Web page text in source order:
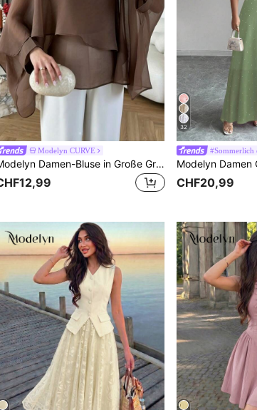
Modelyn CURVE
Modelyn Damen-Bluse in Große Größen aus Chiffon mit asymmetrischem Saum, fließender Passform und Fledermausärmeln, locker geschnitten, elegant, einzeln oder als Layering-Piece tragbar
32
#Sommerlich
CHF20,99